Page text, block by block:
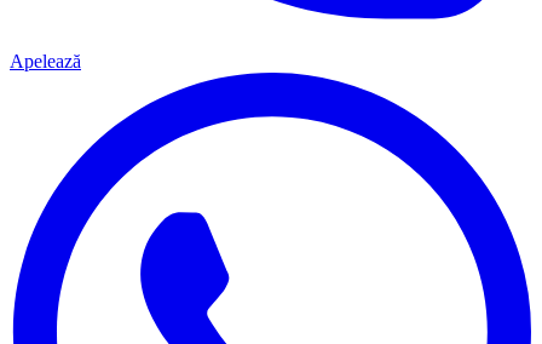
Apelează